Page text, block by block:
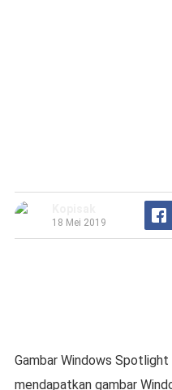
18 Mei 2019
Gambar Windows Spotlight
mendapatkan gambar